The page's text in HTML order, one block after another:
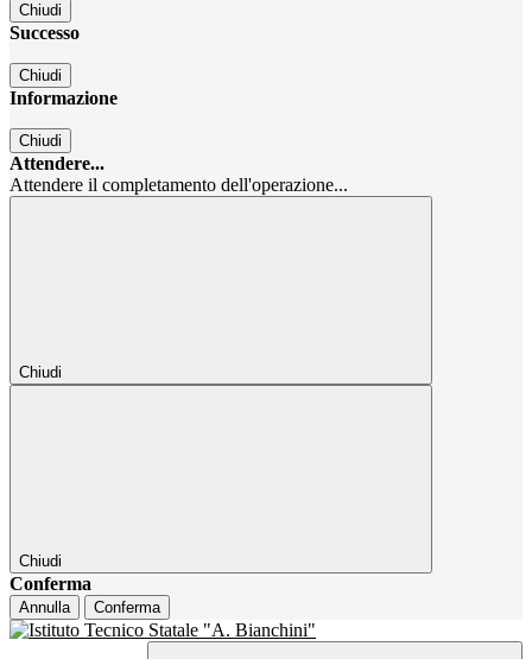
Chiudi
Successo
Chiudi
Informazione
Chiudi
Attendere...
Attendere il completamento dell'operazione...
Chiudi
Chiudi
Conferma
Annulla Conferma